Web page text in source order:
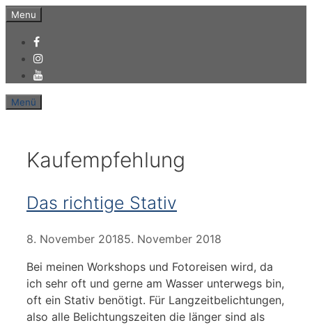
Zum
springen
Menu
Menü
Kaufempfehlung
Das richtige Stativ
8. November 20185. November 2018
Bei meinen Workshops und Fotoreisen wird, da
ich sehr oft und gerne am Wasser unterwegs bin,
oft ein Stativ benötigt. Für Langzeitbelichtungen,
also alle Belichtungszeiten die länger sind als